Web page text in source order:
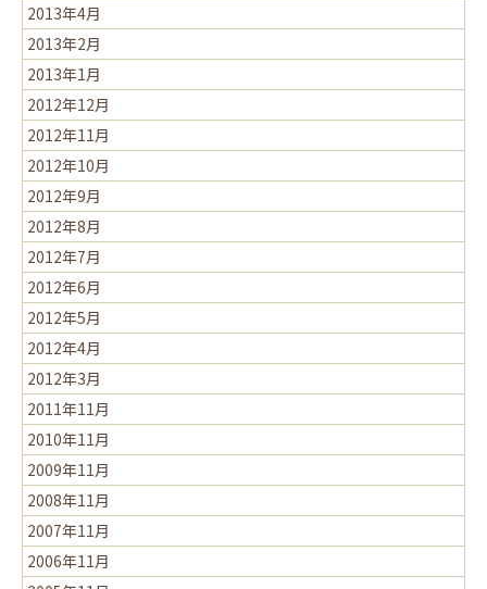
2013年4月
2013年2月
2013年1月
2012年12月
2012年11月
2012年10月
2012年9月
2012年8月
2012年7月
2012年6月
2012年5月
2012年4月
2012年3月
2011年11月
2010年11月
2009年11月
2008年11月
2007年11月
2006年11月